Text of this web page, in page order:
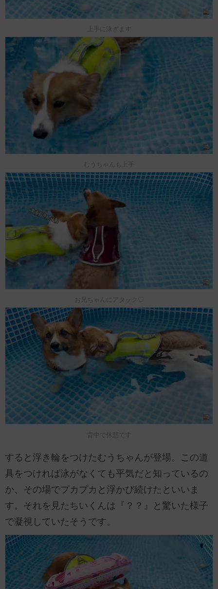
むうちゃんも上手
お兄ちゃんにアタック♡
背中で休憩です
すると浮き輪をつけたむうちゃんが登場。この道
具をつければ泳がなくても平気だと知っているの
か、その場でプカプカと浮かび続けたといいま
す。それを見たちいくんは『？？』と驚いた様子
で凝視していたそうです。